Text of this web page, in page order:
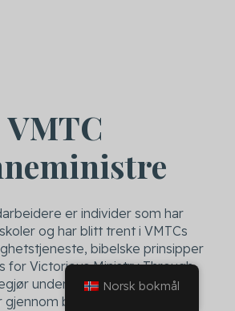
VMTC
er individer som har
og har blitt trent i VMTCs
bibelske prinsipper
for Victorious Ministry Through
under VMTCs ledelse for å
bønn, omvendelse,
Norsk bokmål